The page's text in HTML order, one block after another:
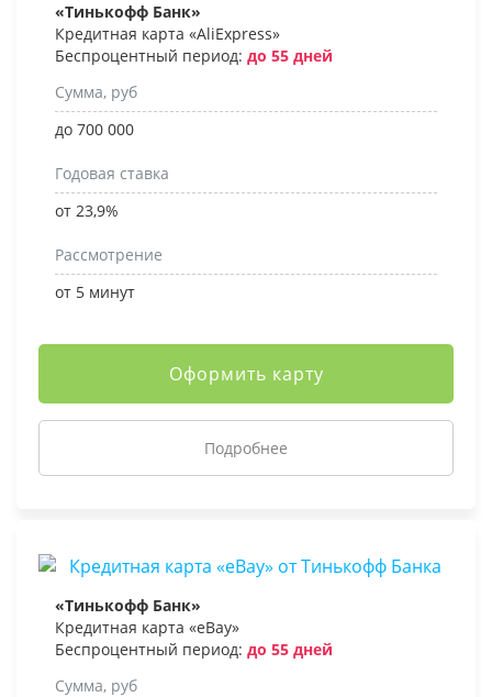
«Тинькофф Банк»
Кредитная карта «AliExpress»
Беспроцентный период: до 55 дней
Сумма, руб
до 700 000
Годовая ставка
от 23,9%
Рассмотрение
от 5 минут
Оформить карту
Подробнее
«Тинькофф Банк»
Кредитная карта «eBay»
Беспроцентный период: до 55 дней
Сумма, руб